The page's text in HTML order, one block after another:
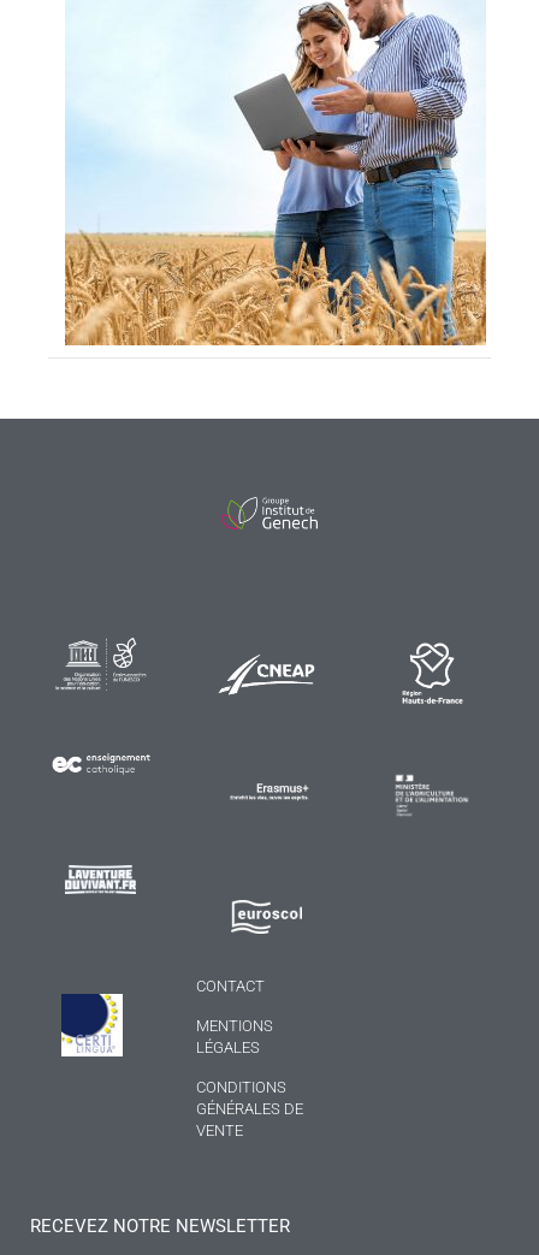
CONTACT
MENTIONS
LÉGALES
CONDITIONS
GÉNÉRALES DE
VENTE
RECEVEZ NOTRE NEWSLETTER